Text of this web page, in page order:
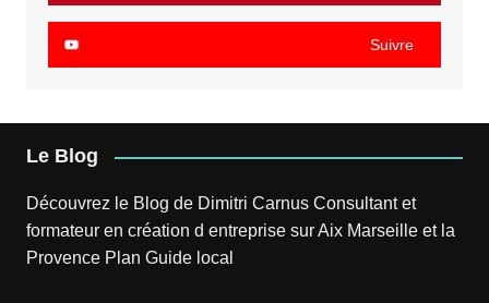
Suivre
Le Blog
Découvrez le Blog de Dimitri CarnusConsultant et
formateur en création d entreprise sur Aix Marseille et la
Provence Plan Guide local